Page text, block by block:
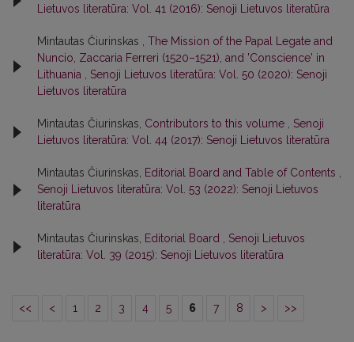
Lietuvos literatūra: Vol. 41 (2016): Senoji Lietuvos literatūra
Mintautas Čiurinskas , The Mission of the Papal Legate and
Nuncio, Zaccaria Ferreri (1520–1521), and 'Conscience' in
Lithuania , Senoji Lietuvos literatūra: Vol. 50 (2020): Senoji
Lietuvos literatūra
Mintautas Čiurinskas, Contributors to this volume , Senoji
Lietuvos literatūra: Vol. 44 (2017): Senoji Lietuvos literatūra
Mintautas Čiurinskas, Editorial Board and Table of Contents ,
Senoji Lietuvos literatūra: Vol. 53 (2022): Senoji Lietuvos
literatūra
Mintautas Čiurinskas, Editorial Board , Senoji Lietuvos
literatūra: Vol. 39 (2015): Senoji Lietuvos literatūra
<< < 1 2 3 4 5 6 7 8 > >>